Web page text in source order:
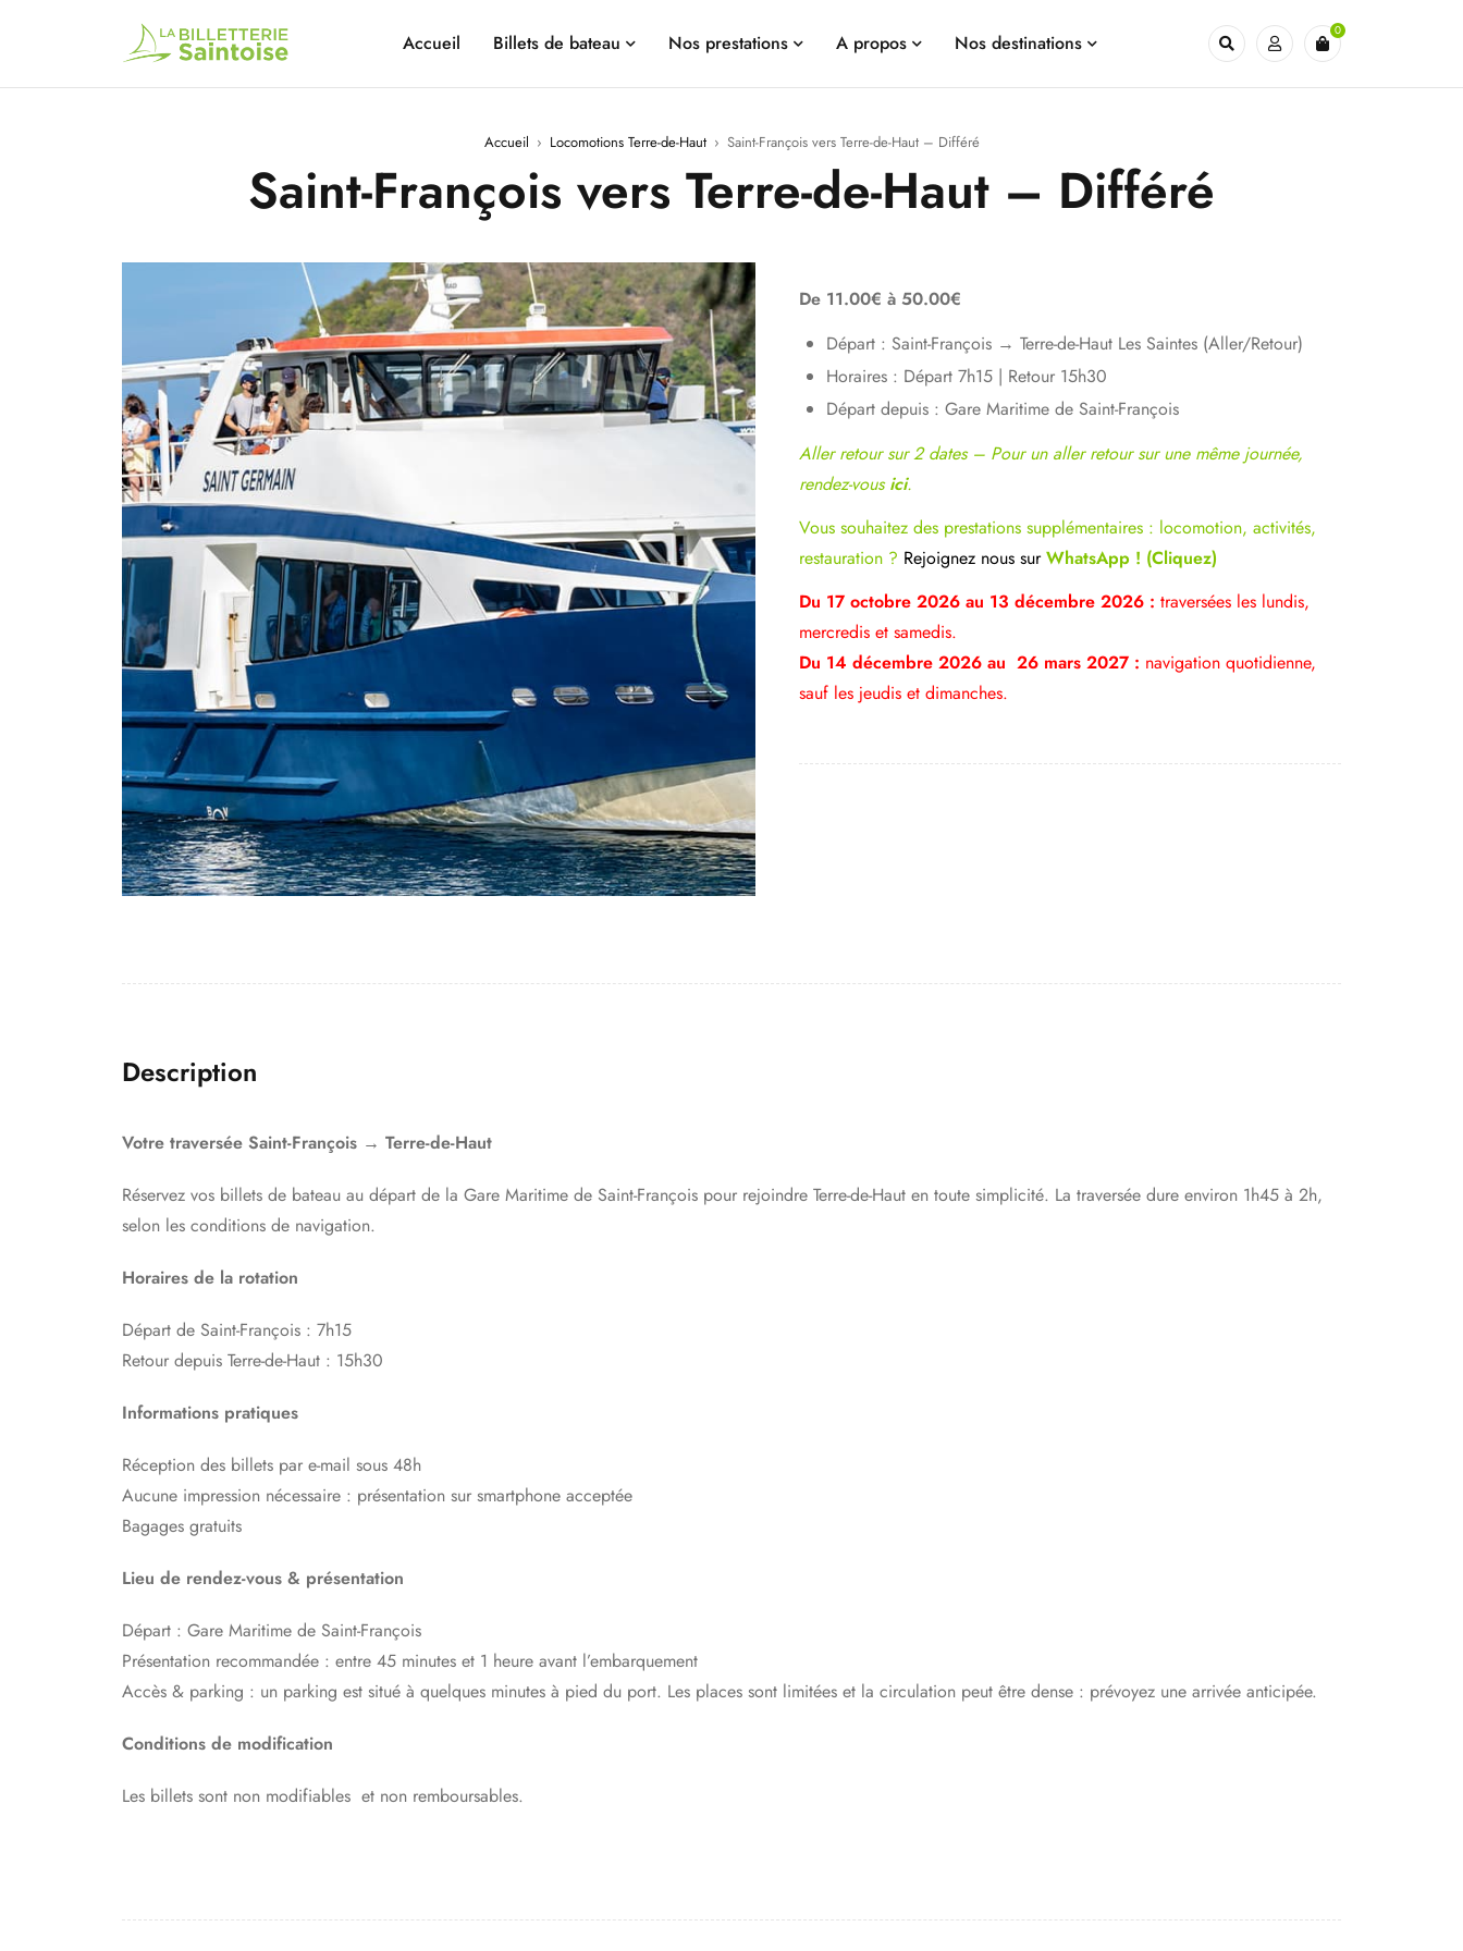
Accueil Billets de bateau Nos prestations A propos Nos destinations
0
Accueil › Locomotions Terre-de-Haut › Saint-François vers Terre-de-Haut – Différé
Saint-François vers Terre-de-Haut – Différé
De 11.00€ à 50.00€
Départ : Saint-François → Terre-de-Haut Les Saintes (Aller/Retour)
Horaires : Départ 7h15 | Retour 15h30
Départ depuis : Gare Maritime de Saint-François
Aller retour sur 2 dates – Pour un aller retour sur une même journée,
rendez-vousici.
Vous souhaitez des prestations supplémentaires : locomotion, activités,
restauration ? Rejoignez nous surWhatsApp ! (Cliquez)
Du 17 octobre 2026 au 13 décembre 2026 : traversées les lundis,
mercredis et samedis.
Du 14 décembre 2026 au 26 mars 2027 : navigation quotidienne,
sauf les jeudis et dimanches.
Description
Votre traversée Saint-François → Terre-de-Haut
Réservez vos billets de bateau au départ de la Gare Maritime de Saint-François pour rejoindre Terre-de-Haut en toute simplicité. La traversée dure environ 1h45 à 2h,
selon les conditions de navigation.
Horaires de la rotation
Départ de Saint-François : 7h15
Retour depuis Terre-de-Haut : 15h30
Informations pratiques
Réception des billets par e-mail sous 48h
Aucune impression nécessaire : présentation sur smartphone acceptée
Bagages gratuits
Lieu de rendez-vous & présentation
Départ : Gare Maritime de Saint-François
Présentation recommandée : entre 45 minutes et 1 heure avant l’embarquement
Accès & parking : un parking est situé à quelques minutes à pied du port. Les places sont limitées et la circulation peut être dense : prévoyez une arrivée anticipée.
Conditions de modification
Les billets sont non modifiables et non remboursables.